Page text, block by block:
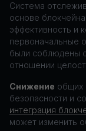
Система
основе
эффективность и
первоначальные
были соблюдены
отношении
Снижение общих
безопасности и
интеграция
может изменить